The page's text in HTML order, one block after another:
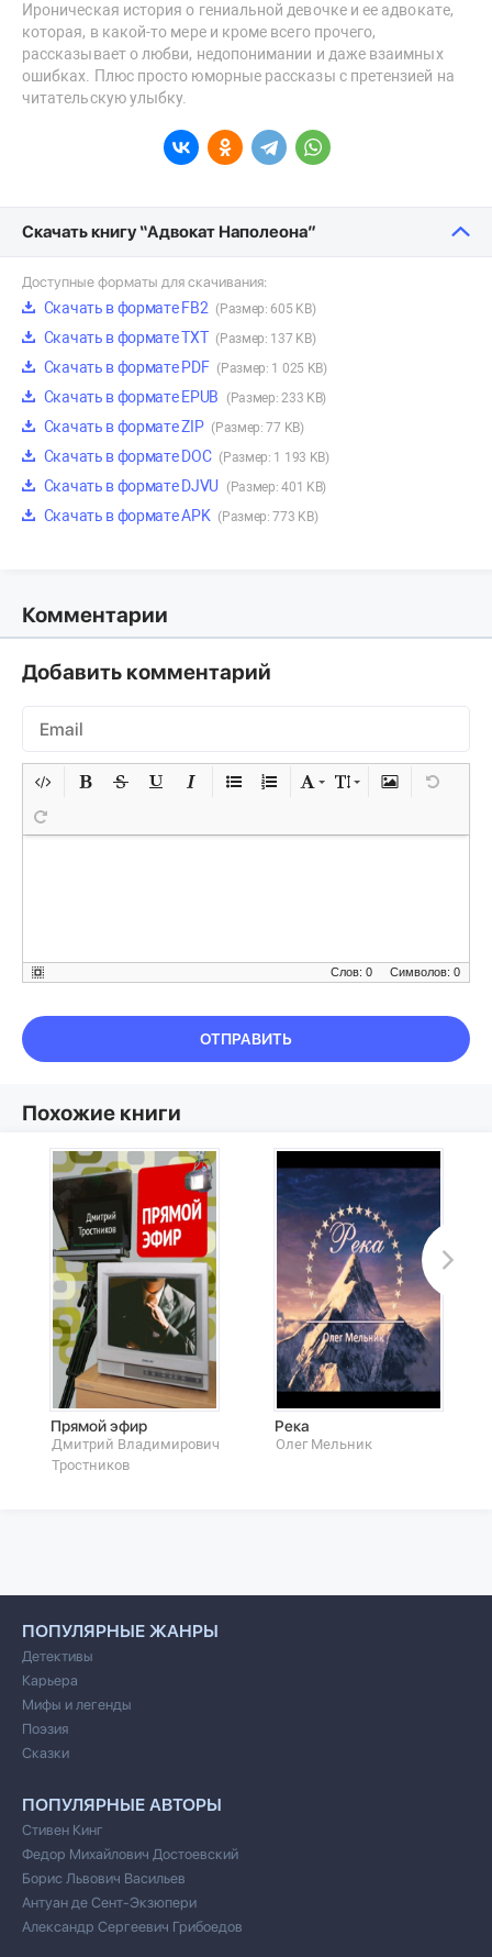
Ироническая история о гениальной девочке и ее адвокате,
которая, в какой-то мере и кроме всего прочего,
рассказывает о любви, недопонимании и даже взаимных
ошибках. Плюс просто юморные рассказы с претензией на
читательскую улыбку.
Скачать книгу “Адвокат Наполеона”
Доступные форматы для скачивания:
Скачать в формате FB2 (Размер: 605 KB)
Скачать в формате TXT (Размер: 137 KB)
Скачать в формате PDF (Размер: 1 025 KB)
Скачать в формате EPUB (Размер: 233 KB)
Скачать в формате ZIP (Размер: 77 KB)
Скачать в формате DOC (Размер: 1 193 KB)
Скачать в формате DJVU (Размер: 401 KB)
Скачать в формате APK (Размер: 773 KB)
Комментарии
Добавить комментарий
Символов: 0
Слов: 0
ОТПРАВИТЬ
Похожие книги
Прямой эфир
Дмитрий Владимирович
Тростников
Река
Олег Мельник
ПОПУЛЯРНЫЕ ЖАНРЫ
Детективы
Карьера
Мифы и легенды
Поэзия
Сказки
ПОПУЛЯРНЫЕ АВТОРЫ
Стивен Кинг
Федор Михайлович Достоевский
Борис Львович Васильев
Антуан де Сент-Экзюпери
Александр Сергеевич Грибоедов